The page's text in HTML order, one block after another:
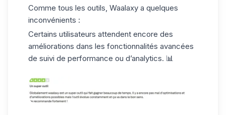
Comme tous les outils, Waalaxy a quelques
inconvénients :
Certains utilisateurs attendent encore des
améliorations dans les fonctionnalités avancées
de suivi de performance ou d’analytics. 📊